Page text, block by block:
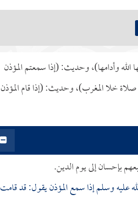
الله وأدامها)، وحديث: (إذا سمعتم المؤذن
خلا المغرب)، وحديث: (إذا قام المؤذن
بإحسان إلى يوم الدين.
عليه وسلم إذا سمع المؤذن يقول: قد قامت